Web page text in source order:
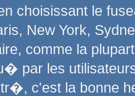
choisissant le
New York,
comme la
par les
c'est la bonne